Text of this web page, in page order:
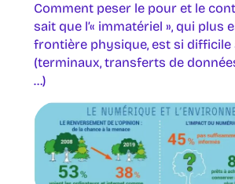
Comment peser le pour et le
sait que l’« immatériel », qui plus
frontière physique, est si difficile
(terminaux, transferts de
…)